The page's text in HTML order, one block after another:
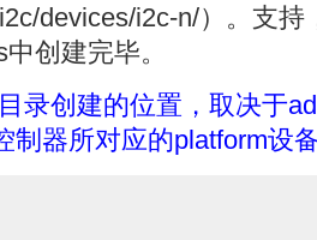
devices/i2c-n/）。支
创建完毕。
录创建的位置，取决于
制器所对应的platform设